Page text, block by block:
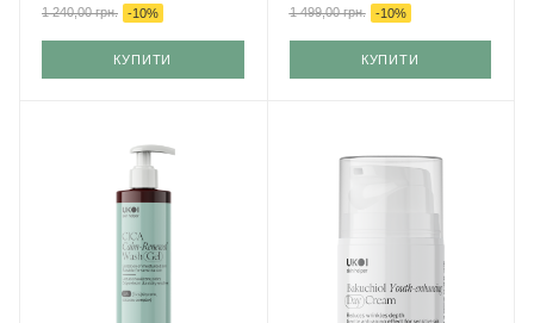
1 240,00грн. -10%
КУПИТИ
1 499,00грн. -10%
КУПИТИ